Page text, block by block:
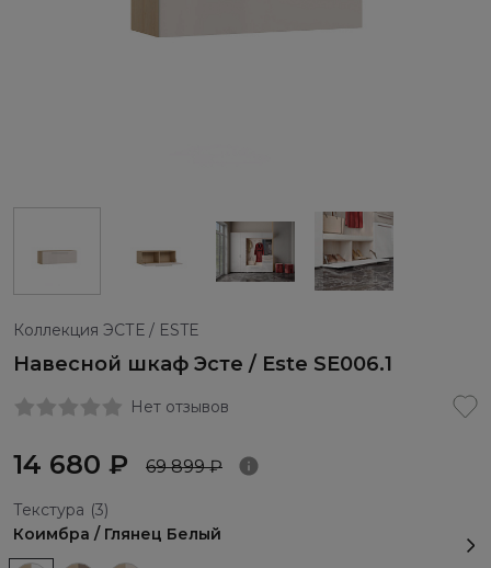
Коллекция ЭСТЕ / ESTE
Навесной шкаф Эсте / Este SE006.1
Нет отзывов
14 680 ₽ 69 899 ₽
Текстура (3)
Коимбра / Глянец Белый